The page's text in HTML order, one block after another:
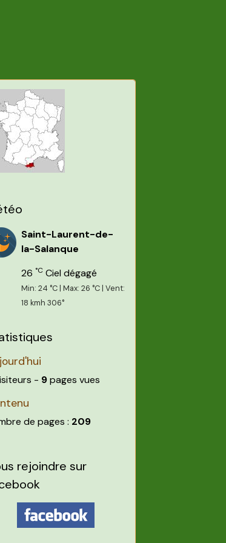
Saint-Laurent-de-
la-Salanque
26 °CCiel dégagé
Min: 24 °C | Max: 26 °C | Vent:
18 kmh 306°
- 9pages vues
de pages : 209
rejoindre sur